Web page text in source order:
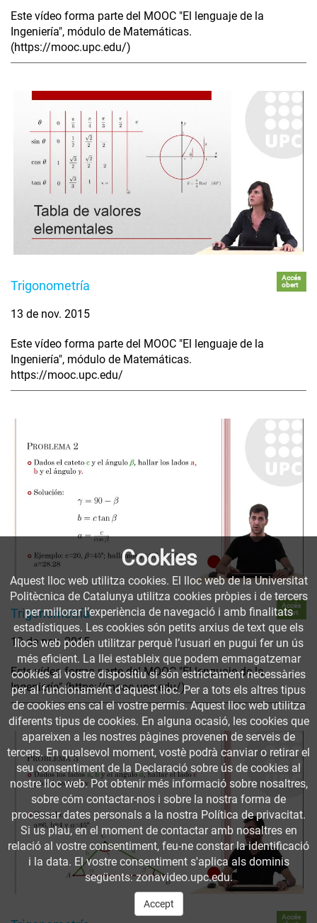
Este vídeo forma parte del MOOC "El lenguaje de la
Ingeniería", módulo de Matemáticas.
(https://mooc.upc.edu/)
Trigonometría
Accés
obert
13 de nov. 2015
Este vídeo forma parte del MOOC "El lenguaje de la
Ingeniería", módulo de Matemáticas.
https://mooc.upc.edu/
Trigonometría
Accés
obert
19 de nov. 2015
Este vídeo forma parte del MOOC "El lenguaje de la
Ingeniería" (https://mooc.upc.edu/)
Accés
Cookies
Aquest lloc web utilitza cookies. El lloc web de la Universitat
Politècnica de Catalunya utilitza cookies pròpies i de tercers
per millorar l’experiència de navegació i amb finalitats
estadístiques. Les cookies són petits arxius de text que els
llocs web poden utilitzar perquè l’usuari en pugui fer un ús
més eficient. La llei estableix que podem emmagatzemar
cookies al vostre dispositiu si són estrictament necessàries
per al funcionament d'aquest lloc. Per a tots els altres tipus
de cookies ens cal el vostre permís. Aquest lloc web utilitza
diferents tipus de cookies. En alguna ocasió, les cookies que
apareixen a les nostres pàgines provenen de serveis de
tercers. En qualsevol moment, vostè podrà canviar o retirar el
seu consentiment de la Declaració sobre ús de cookies al
nostre lloc web. Pot obtenir més informació sobre nosaltres,
sobre cóm contactar-nos i sobre la nostra forma de
processar dates personals a la nostra Política de privacitat.
Si us plau, en el moment de contactar amb nosaltres en
relació al vostre consentiment, feu-ne constar la identificació
i la data. El vostre consentiment s'aplica als dominis
següents: zonavideo.upc.edu.
Accept